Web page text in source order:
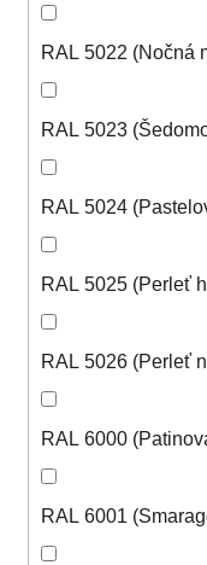
RAL 5022 (Nočná
RAL 5023
RAL 5024
RAL 5025 (Perleť
RAL 5026 (Perleť
RAL 6000
RAL 6001